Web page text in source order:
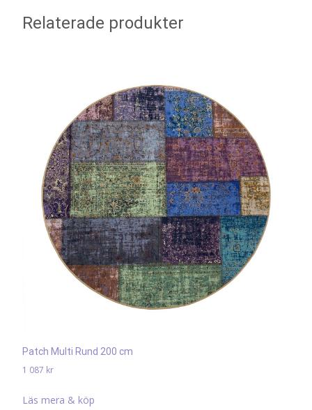
Relaterade produkter
Patch Multi Rund 200 cm
1 087 kr
Läs mera & köp